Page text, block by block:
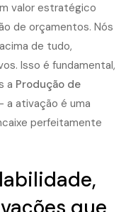
valor estratégico
de orçamentos. Nós
de tudo,
Isso é fundamental,
a Produção de
a ativação é uma
perfeitamente